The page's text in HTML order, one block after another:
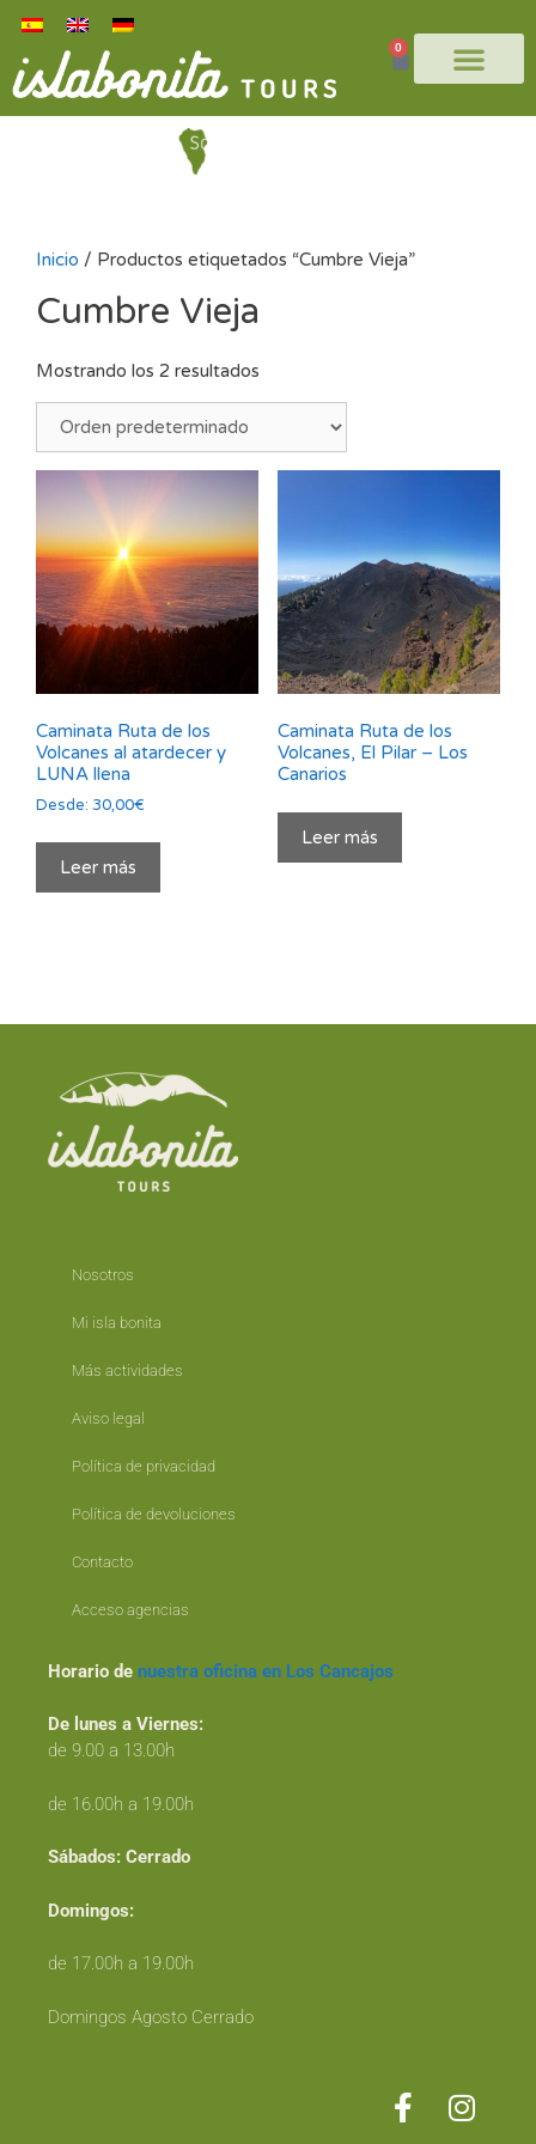
0
Inicio / Productos etiquetados “Cumbre Vieja”
Cumbre Vieja
Mostrando los 2 resultados
Caminata Ruta de los
Volcanes al atardecer y
LUNA llena
Desde: 30,00€
Leer más
Caminata Ruta de los
Volcanes, El Pilar – Los
Canarios
Leer más
Nosotros
Mi isla bonita
Más actividades
Aviso legal
Política de privacidad
Política de devoluciones
Contacto
Acceso agencias
Horario de nuestra oficina en Los Cancajos
De lunes a Viernes:
de 9.00 a 13.00h
de 16.00h a 19.00h
Sábados: Cerrado
Domingos:
de 17.00h a 19.00h
Domingos Agosto Cerrado